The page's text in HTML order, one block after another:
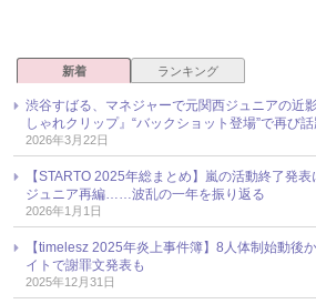
新着 ランキング
渋谷すばる、マネジャーで元関西ジュニアの近
しゃれクリップ』“バックショット登場”で再び
2026年3月22日
【STARTO 2025年総まとめ】嵐の活動終了発表
ジュニア再編……波乱の一年を振り返る
2026年1月1日
【timelesz 2025年炎上事件簿】8人体制始動
イトで謝罪文発表も
2025年12月31日